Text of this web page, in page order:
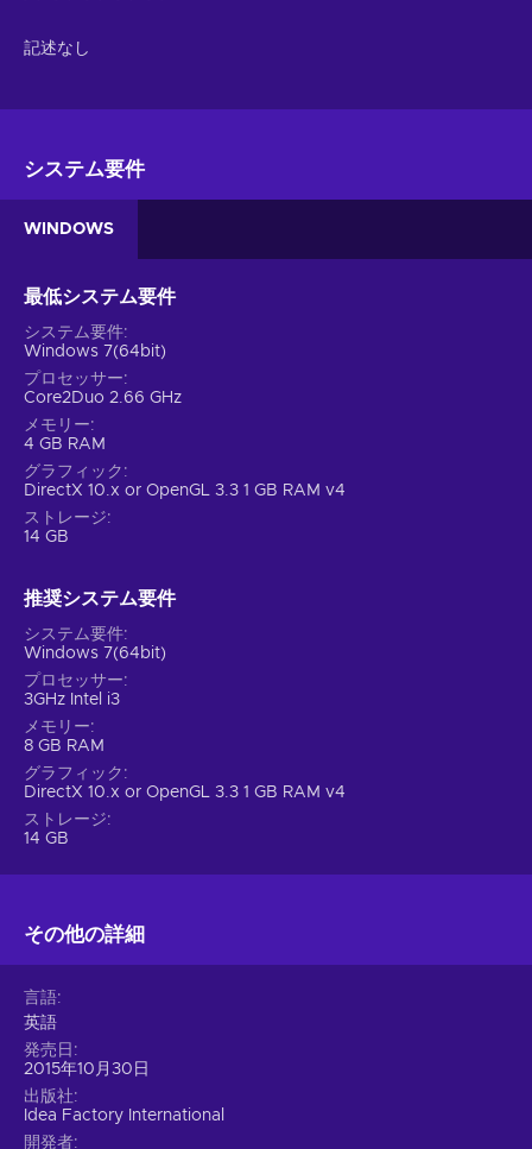
記述なし
システム要件
WINDOWS
最低システム要件
システム要件
Windows 7(64bit)
プロセッサー
Core2Duo 2.66 GHz
メモリー
4 GB RAM
グラフィック
DirectX 10.x or OpenGL 3.3 1 GB RAM v4
ストレージ
14 GB
推奨システム要件
システム要件
Windows 7(64bit)
プロセッサー
3GHz Intel i3
メモリー
8 GB RAM
グラフィック
DirectX 10.x or OpenGL 3.3 1 GB RAM v4
ストレージ
14 GB
その他の詳細
言語
英語
発売日
2015年10月30日
出版社
Idea Factory International
開発者